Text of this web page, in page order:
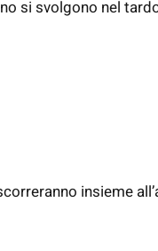
si svolgono nel
insieme